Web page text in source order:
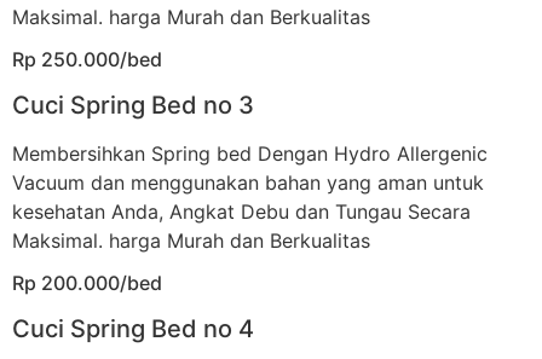
Maksimal. harga Murah dan Berkualitas
Rp 250.000/bed
Cuci Spring Bed no 3
Membersihkan Spring bed Dengan Hydro Allergenic
Vacuum dan menggunakan bahan yang aman untuk
kesehatan Anda, Angkat Debu dan Tungau Secara
Maksimal. harga Murah dan Berkualitas
Rp 200.000/bed
Cuci Spring Bed no 4